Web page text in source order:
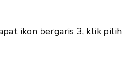
ikon bergaris 3, klik pilih